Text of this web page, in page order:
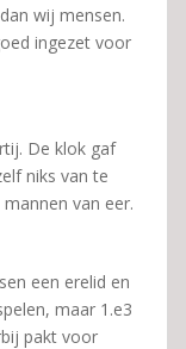
wij mensen.
ingezet voor
De klok gaf
niks van te
van eer.
een erelid en
maar 1.e3
pakt voor